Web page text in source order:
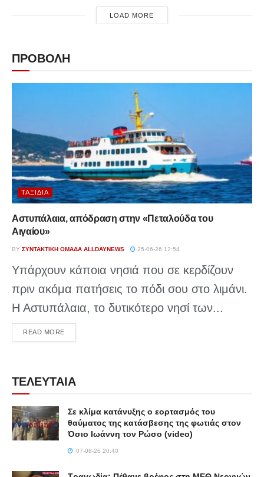
LOAD MORE
ΠΡΟΒΟΛΗ
ΤΑΞΊΔΙΑ
Αστυπάλαια, απόδραση στην «Πεταλούδα του
Αιγαίου»
BY ΣΥΝΤΑΚΤΙΚΉ ΟΜΆΔΑ ALLDAYNEWS 25-06-26 12:54
Υπάρχουν κάποια νησιά που σε κερδίζουν
πριν ακόμα πατήσεις το πόδι σου στο λιμάνι.
Η Αστυπάλαια, το δυτικότερο νησί των...
READ MOREDETAILS
ΤΕΛΕΥΤΑΙΑ
Σε κλίμα κατάνυξης ο εορτασμός του
θαύματος της κατάσβεσης της φωτιάς στον
Όσιο Ιωάννη τον Ρώσο (video)
07-08-26 20:40